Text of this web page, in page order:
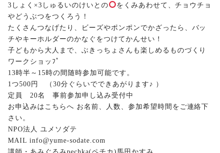
3しょく×3しゅるいのけいとの
をくみあわせて、チョウチョ
やどうぶつをつくろう！
たくさんつなげたり、ビーズやポンポンでかざったら、バッ
チやキーホルダーのかなぐをつけてかんせい！
子どもから大人まで、ぶきっちょさんも楽しめるものづくり
ワークショッﾌﾟ
13時半～15時の間随時参加可能です。
1つ500円 （30分ぐらいでできあがります♪ ）
定員 20名 事前参加申し込み受付中
お申込みはこちらへ お名前、人数、参加希望時間をご連絡下
さい。
NPO法人 ユメソダテ
MAIL info@yume-sodate.com